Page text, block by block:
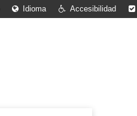
Idioma Accesibilidad